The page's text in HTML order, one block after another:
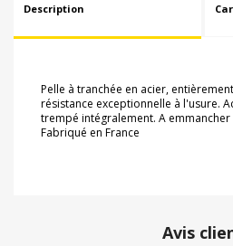
Description
Pelle à tranchée en acier,
résistance exceptionnelle à l'usure.
trempé intégralement. A
Fabriqué en France
Avis